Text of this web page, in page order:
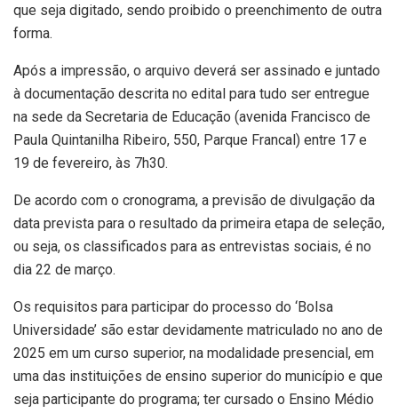
que seja digitado, sendo proibido o preenchimento de outra
forma.
Após a impressão, o arquivo deverá ser assinado e juntado
à documentação descrita no edital para tudo ser entregue
na sede da Secretaria de Educação (avenida Francisco de
Paula Quintanilha Ribeiro, 550, Parque Francal) entre 17 e
19 de fevereiro, às 7h30.
De acordo com o cronograma, a previsão de divulgação da
data prevista para o resultado da primeira etapa de seleção,
ou seja, os classificados para as entrevistas sociais, é no
dia 22 de março.
Os requisitos para participar do processo do ‘Bolsa
Universidade’ são estar devidamente matriculado no ano de
2025 em um curso superior, na modalidade presencial, em
uma das instituições de ensino superior do município e que
seja participante do programa; ter cursado o Ensino Médio